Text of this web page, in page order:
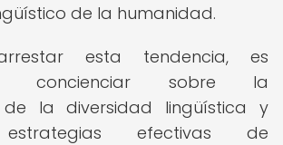
de la humanidad.
esta tendencia, es
concienciar sobre la
la diversidad lingüística y
efectivas de